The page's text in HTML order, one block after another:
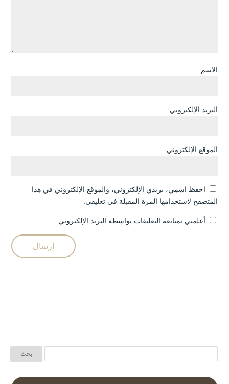
الاسم
البريد الإلكتروني
الموقع الإلكتروني
احفظ اسمي، بريدي الإلكتروني، والموقع الإلكتروني في هذا
المتصفح لاستخدامها المرة المقبلة في تعليقي.
أعلمني بمتابعة التعليقات بواسطة البريد الإلكتروني.